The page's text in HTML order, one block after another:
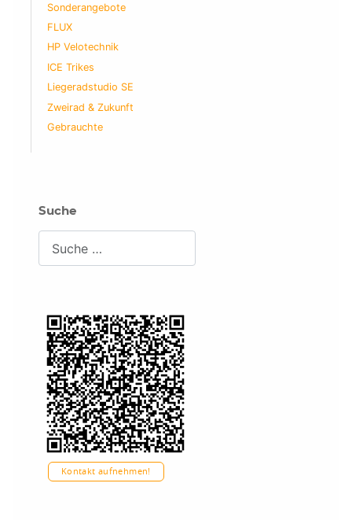
Sonderangebote
FLUX
HP Velotechnik
ICE Trikes
Liegeradstudio SE
Zweirad & Zukunft
Gebrauchte
Suche
Kontakt aufnehmen!